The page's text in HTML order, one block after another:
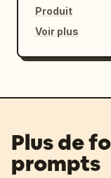
Produit
Voir plus
Plus de
prompts